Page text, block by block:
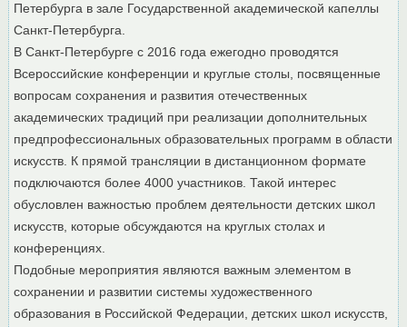
Петербурга в зале Государственной академической капеллы
Санкт-Петербурга.
В Санкт-Петербурге с 2016 года ежегодно проводятся
Всероссийские конференции и круглые столы, посвященные
вопросам сохранения и развития отечественных
академических традиций при реализации дополнительных
предпрофессиональных образовательных программ в области
искусств. К прямой трансляции в дистанционном формате
подключаются более 4000 участников. Такой интерес
обусловлен важностью проблем деятельности детских школ
искусств, которые обсуждаются на круглых столах и
конференциях.
Подобные мероприятия являются важным элементом в
сохранении и развитии системы художественного
образования в Российской Федерации, детских школ искусств,